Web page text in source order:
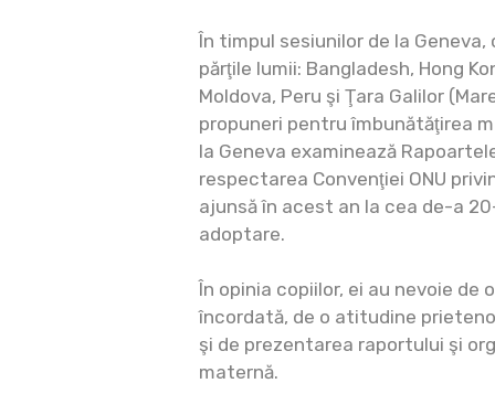
În timpul sesiunilor de la
părţile lumii: Bangladesh, Hong
Moldova, Peru şi Ţara Galilor
propuneri pentru îmbunătăţirea
la Geneva examinează
respectarea Convenţiei ONU
ajunsă în acest an la cea de-a
adoptare.
În opinia copiilor, ei au nevoie de
încordată, de o atitudine
şi de prezentarea raportului şi
maternă.